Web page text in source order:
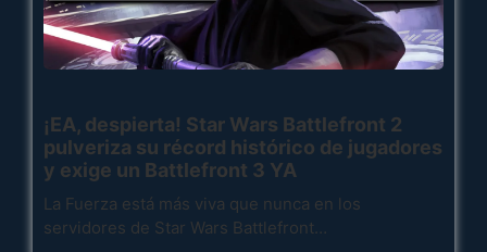
¡EA, despierta! Star Wars Battlefront 2
pulveriza su récord histórico de jugadores
y exige un Battlefront 3 YA
La Fuerza está más viva que nunca en los
servidores de Star Wars Battlefront…